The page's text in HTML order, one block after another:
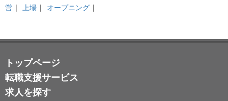
営 | 上場 | オープニング |
トップページ
転職支援サービス
求人を探す